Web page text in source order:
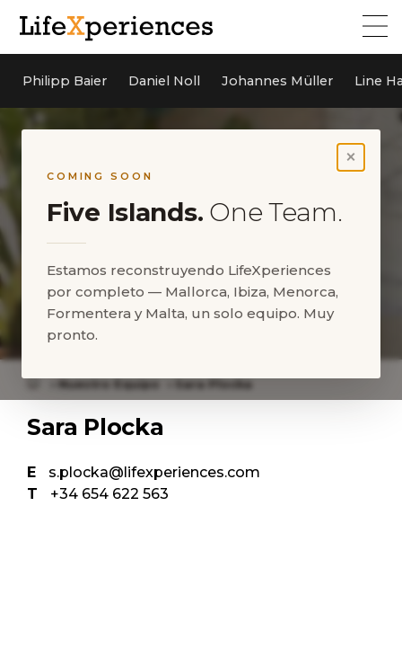
Philipp Baier Daniel Noll Johannes Müller Line
×
COMING SOON
Five Islands. One Team.
Estamos reconstruyendo LifeXperiences
por completo — Mallorca, Ibiza, Menorca,
Formentera y Malta, un solo equipo. Muy
pronto.
Sara Plocka
Nuestro Equipo Sara Plocka
Sara Plocka
E
s.plocka@lifexperiences.com
T
+34 654 622 563